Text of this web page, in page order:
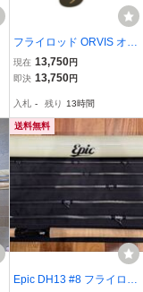
フライロッド ORVIS オー
ビス HLS 9' #8 2pcs
現在 13,750円
即決 13,750円
入札 - 残り 13時間
送料無料
Epic DH13 #8 フライロッ